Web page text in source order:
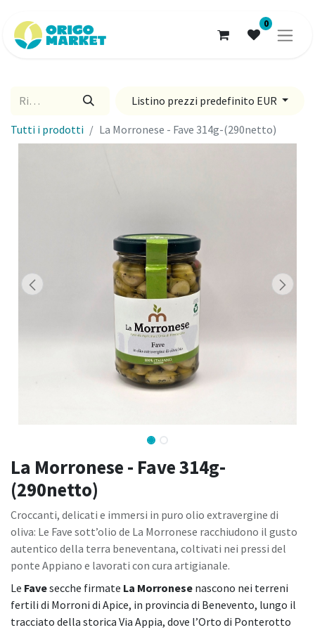
0
Listino prezzi predefinito EUR
Tutti i prodotti La Morronese - Fave 314g-(290netto)
La Morronese - Fave 314g-
(290netto)
Croccanti, delicati e immersi in puro olio extravergine di
oliva: Le Fave sott’olio de La Morronese racchiudono il gusto
autentico della terra beneventana, coltivati nei pressi del
ponte Appiano e lavorati con cura artigianale.
Le Favesecche firmate La Morronese nascono nei terreni
fertili di Morroni di Apice, in provincia di Benevento, lungo il
tracciato della storica Via Appia, dove l’Orto di Ponterotto